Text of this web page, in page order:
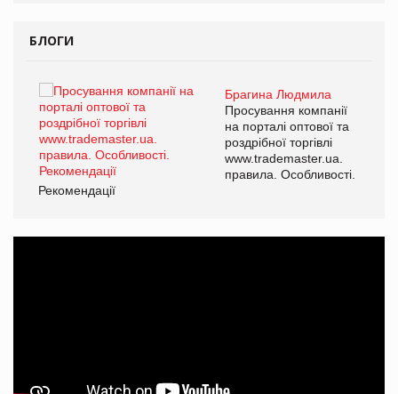
БЛОГИ
Брагина Людмила
Просування компанії
на порталі оптової та
роздрібної торгівлі
www.trademaster.ua.
правила. Особливості.
Рекомендації